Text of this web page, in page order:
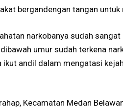
bergandengan tangan
narkobanya sudah
umur sudah terkena
ikut andil dalam mengatasi
Kecamatan Medan